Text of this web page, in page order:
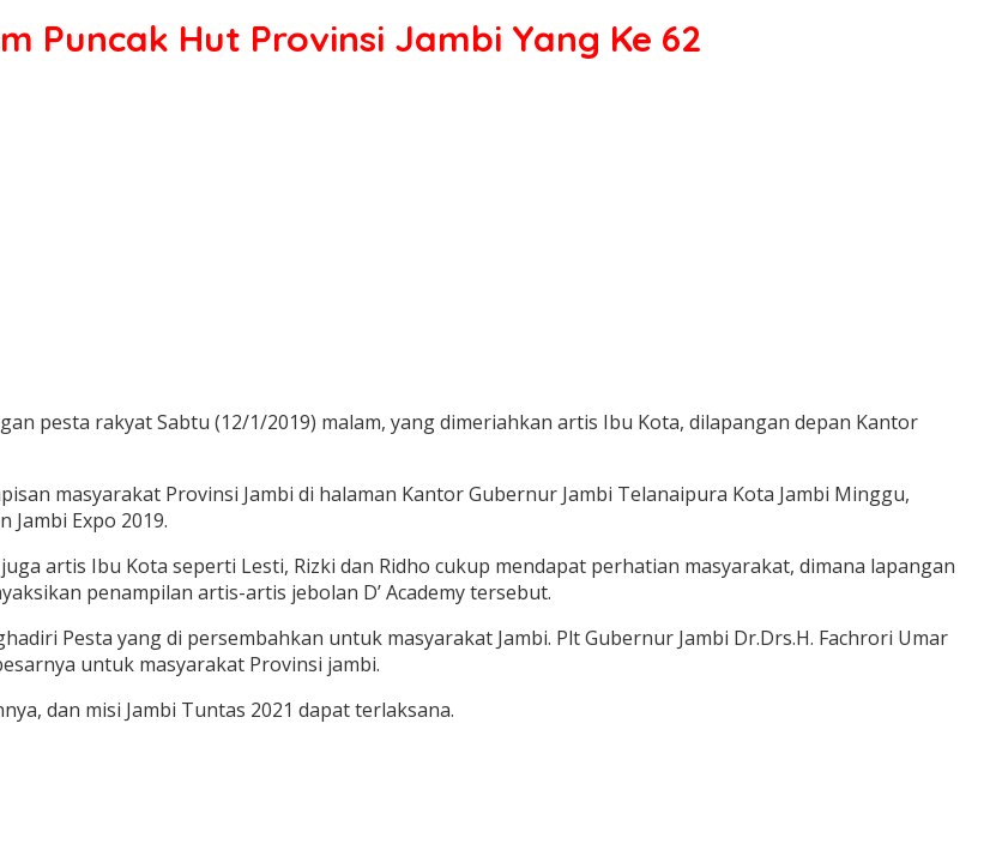
Puncak Hut Provinsi Jambi Yang Ke 62
pesta rakyat Sabtu (12/1/2019) malam, yang dimeriahkan artis Ibu Kota, dilapangan depan Kantor
masyarakat Provinsi Jambi di halaman Kantor Gubernur Jambi Telanaipura Kota Jambi Minggu,
Expo 2019.
artis Ibu Kota seperti Lesti, Rizki dan Ridho cukup mendapat perhatian masyarakat, dimana lapangan
penampilan artis-artis jebolan D’ Academy tersebut.
Pesta yang di persembahkan untuk masyarakat Jambi. Plt Gubernur Jambi Dr.Drs.H. Fachrori Umar
untuk masyarakat Provinsi jambi.
dan misi Jambi Tuntas 2021 dapat terlaksana.